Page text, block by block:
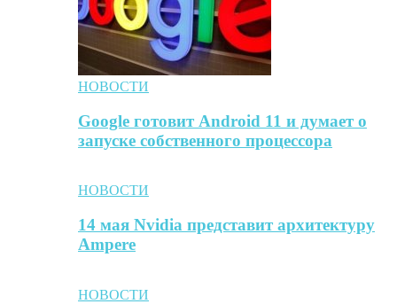
НОВОСТИ
Google готовит Android 11 и думает о
запуске собственного процессора
НОВОСТИ
14 мая Nvidia представит архитектуру
Ampere
НОВОСТИ